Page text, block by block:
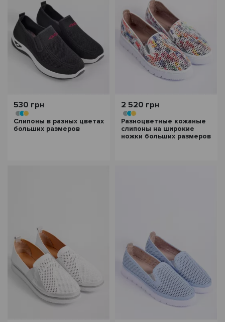
530 грн
Слипоны в разных цветах
больших размеров
2 520 грн
Разноцветные кожаные
слипоны на широкие
ножки больших размеров